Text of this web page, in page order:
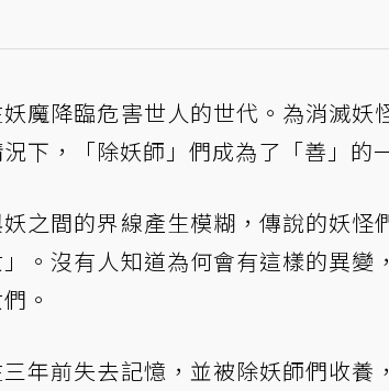
魔降臨危害世人的世代。為消滅
下，「除妖師」們成為了「善」的
之間的界線產生模糊，傳說的妖
」。沒有人知道為何會有這樣的異
。
年前失去記憶，並被除妖師們收